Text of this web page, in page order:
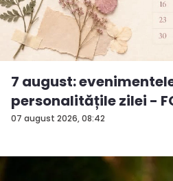
07 august 2026, 08:42
7 august:
personalitățile zilei -